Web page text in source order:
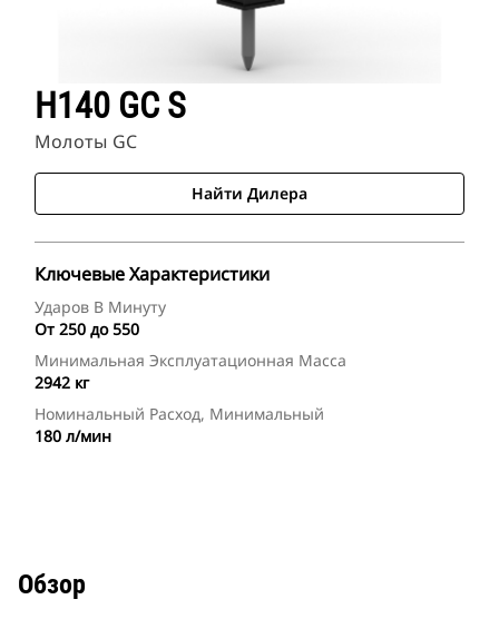
H140 GC S
Молоты GC
Найти Дилера
Ключевые Характеристики
Ударов В Минуту
От 250 до 550
Минимальная Эксплуатационная Масса
2942 кг
Номинальный Расход, Минимальный
180 л/мин
Обзор